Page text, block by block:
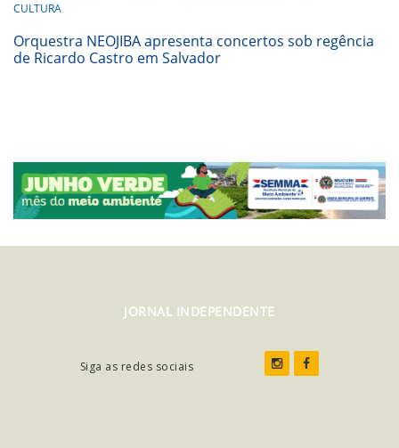
CULTURA
Orquestra NEOJIBA apresenta concertos sob regência
de Ricardo Castro em Salvador
JORNAL INDEPENDENTE
Siga as redes sociais